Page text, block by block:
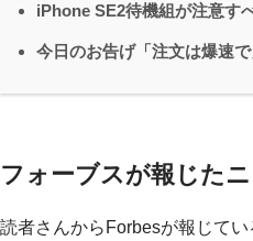
iPhone SE2待機組が注意す
今日のお告げ「注文は爆速で
フォーブスが報じた
読者さんからForbesが報じて